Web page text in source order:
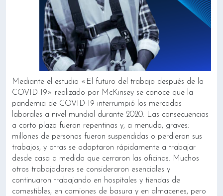
Mediante el estudio «El futuro del trabajo después de la
COVID-19» realizado por McKinsey se conoce que la
pandemia de COVID-19 interrumpió los mercados
laborales a nivel mundial durante 2020. Las consecuencias
a corto plazo fueron repentinas y, a menudo, graves:
millones de personas fueron suspendidas o perdieron sus
trabajos, y otras se adaptaron rápidamente a trabajar
desde casa a medida que cerraron las oficinas. Muchos
otros trabajadores se consideraron esenciales y
continuaron trabajando en hospitales y tiendas de
comestibles, en camiones de basura y en almacenes, pero